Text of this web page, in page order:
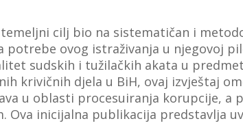
cilj bio na sistematičan i
ovog istraživanja u njegovoj
sudskih i tužilačkih akata u
krivičnih djela u BiH, ovaj izvještaj
u oblasti procesuiranja korupcije, a
inicijalna publikacija predstavlja